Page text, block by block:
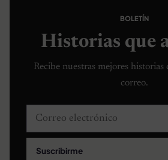
BOLETÍN
Historias que
Recibe nuestras mejores historias
correo.
Correo electrónico
Suscribirme